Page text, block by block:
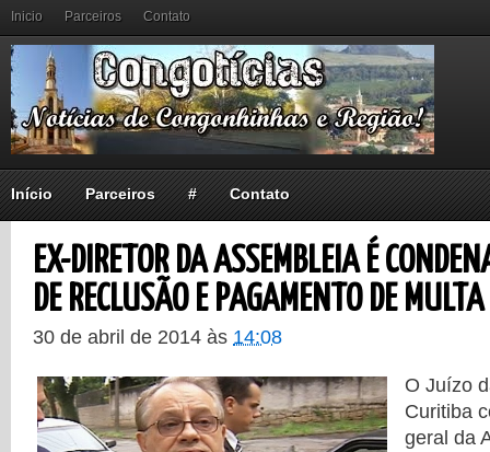
Inicio Parceiros Contato
Início Parceiros # Contato
EX-DIRETOR DA ASSEMBLEIA É
DE RECLUSÃO E PAGAMENTO DE MULTA
30 de abril de 2014 às 14:08
O Juízo
Curitiba
geral da